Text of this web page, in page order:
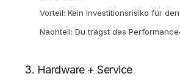
Vorteil: Kein Investitionsrisiko für
Nachteil: Du trägst das
3. Hardware + Service